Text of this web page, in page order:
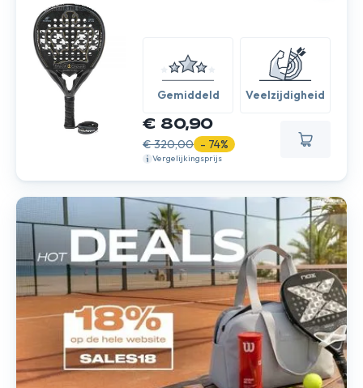
Gemiddeld Veelzijdigheid
€ 80,90
€ 320,00 - 74%
Vergelijkingsprijs